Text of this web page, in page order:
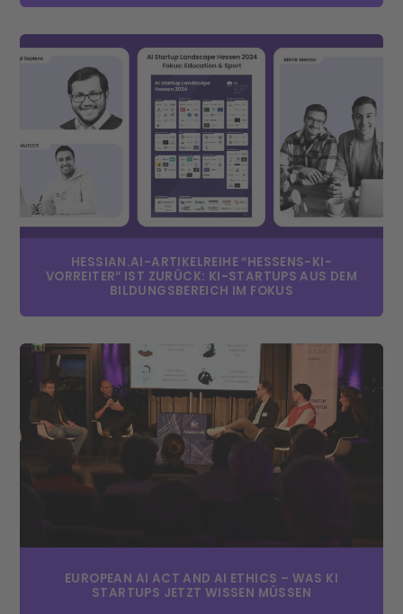
HESSIAN.AI-ARTIKELREIHE “HESSENS-KI-
VORREITER” IST ZURÜCK: KI-STARTUPS AUS DEM
BILDUNGSBEREICH IM FOKUS
EUROPEAN AI ACT AND AI ETHICS – WAS KI
STARTUPS JETZT WISSEN MÜSSEN